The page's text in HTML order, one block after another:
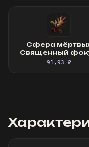
Сфера
Священный
91,93 ₽